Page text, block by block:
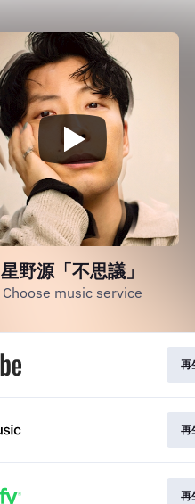
星野源「不思議」
Choose music service
再
再
再